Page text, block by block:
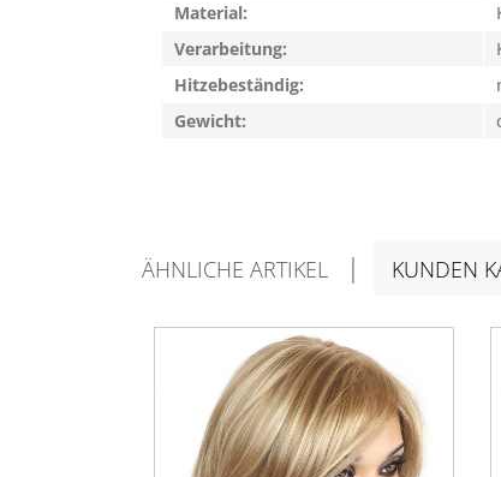
Material:
Verarbeitung:
Hitzebeständig:
Gewicht:
ÄHNLICHE ARTIKEL KUNDEN